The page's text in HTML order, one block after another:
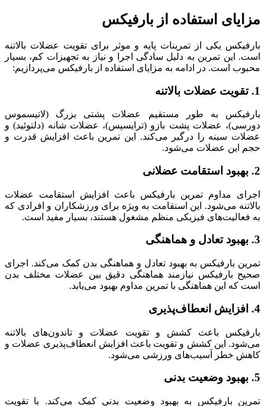
استفاده از بارفیکس
یکی از تمرینات پایه و موثر برای تقویت عضلات بالاتنه
تمرین به دلیل سادگی اجرا و نیاز به تجهیزات کم، بسیار
است. در ادامه به مزایای استفاده از بارفیکس می‌پردازیم:
به طور مستقیم عضلات پشتی بزرگ (لاتیسموس
عضلات پشت بازو (ترایسپس)، عضلات شانه (دلتوئید) و
سینه را درگیر می‌کند. این تمرین باعث افزایش قدرت و
عضلات می‌شود.
مداوم تمرین بارفیکس باعث افزایش استقامت عضلات
می‌شود. این استقامت به ویژه برای ورزشکاران و افرادی که
فیزیکی منظم مشغول هستند، بسیار مفید است.
بارفیکس به بهبود تعادل و هماهنگی بدن کمک می‌کند. اجرای
بارفیکس نیازمند هماهنگی دقیق بین عضلات مختلف بدن
این هماهنگی با تمرین مداوم بهبود می‌یابد.
باعث کشش و تقویت عضلات و تاندون‌های بالاتنه
این کشش و تقویت باعث افزایش انعطاف‌پذیری عضلات و
خطر آسیب‌های ورزشی می‌شود.
بارفیکس به بهبود وضعیت بدنی کمک می‌کند. با تقویت